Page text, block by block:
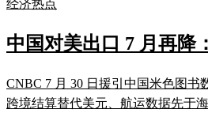
经济热点
中国对美出口 7 月再降
CNBC 7 月 30 日援引中国米色图
跨境结算替代美元、航运数据先于